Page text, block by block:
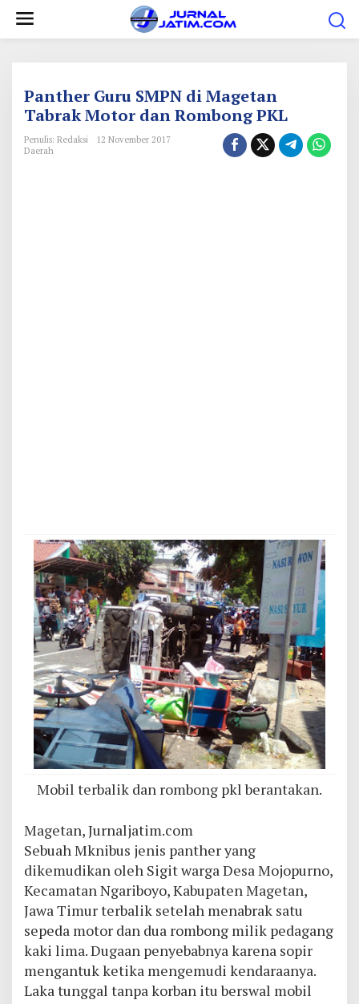
Panther Guru SMPN di Magetan
Tabrak Motor dan Rombong PKL
Penulis: Redaksi
12 November 2017
Daerah
Mobil terbalik dan rombong pkl berantakan.
Magetan, Jurnaljatim.com
Sebuah Mknibus jenis panther yang
dikemudikan oleh Sigit warga Desa Mojopurno,
Kecamatan Ngariboyo, Kabupaten Magetan,
Jawa Timur terbalik setelah menabrak satu
sepeda motor dan dua rombong milik pedagang
kaki lima. Dugaan penyebabnya karena sopir
mengantuk ketika mengemudi kendaraanya.
Laka tunggal tanpa korban itu berswal mobil